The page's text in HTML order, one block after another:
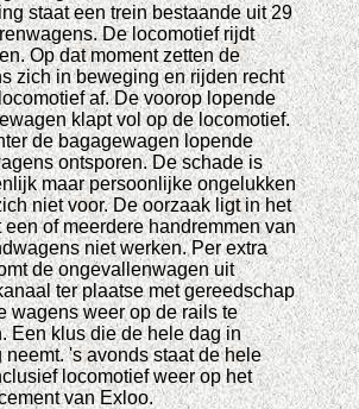
staat een trein bestaande uit 29
De locomotief rijdt
Op dat moment zetten de
zich in beweging en rijden recht
af. De voorop lopende
klapt vol op de locomotief.
de bagagewagen lopende
ontsporen. De schade is
maar persoonlijke ongelukken
niet voor. De oorzaak ligt in het
een of meerdere handremmen van
niet werken. Per extra
de ongevallenwagen uit
ter plaatse met gereedschap
wagens weer op de rails te
Een klus die de hele dag in
neemt. 's avonds staat de hele
locomotief weer op het
van Exloo.